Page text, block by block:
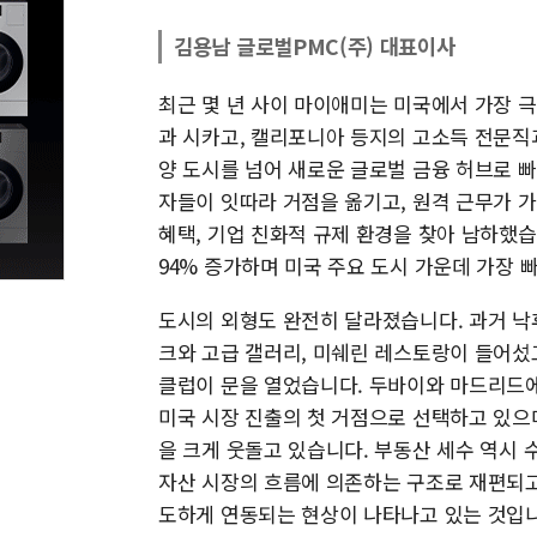
김용남 글로벌PMC(주) 대표이사
최근 몇 년 사이 마이애미는 미국에서 가장
과 시카고, 캘리포니아 등지의 고소득 전문
양 도시를 넘어 새로운 글로벌 금융 허브로
자들이 잇따라 거점을 옮기고, 원격 근무가
혜택, 기업 친화적 규제 환경을 찾아 남하했
94% 증가하며 미국 주요 도시 가운데 가장
도시의 외형도 완전히 달라졌습니다. 과거
크와 고급 갤러리, 미쉐린 레스토랑이 들어
클럽이 문을 열었습니다. 두바이와 마드리
미국 시장 진출의 첫 거점으로 선택하고 있
을 크게 웃돌고 있습니다. 부동산 세수 역시
자산 시장의 흐름에 의존하는 구조로 재편
도하게 연동되는 현상이 나타나고 있는 것입